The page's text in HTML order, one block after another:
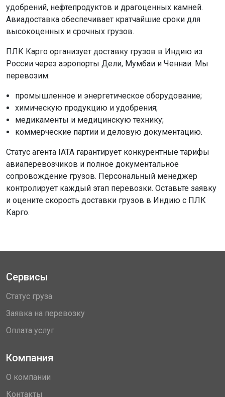
удобрений, нефтепродуктов и драгоценных камней.
Авиадоставка обеспечивает кратчайшие сроки для
высокоценных и срочных грузов.
ПЛК Карго организует доставку грузов в Индию из
России через аэропорты Дели, Мумбаи и Ченнаи. Мы
перевозим:
промышленное и энергетическое оборудование;
химическую продукцию и удобрения;
медикаменты и медицинскую технику;
коммерческие партии и деловую документацию.
Статус агента IATA гарантирует конкурентные тарифы
авиаперевозчиков и полное документальное
сопровождение грузов. Персональный менеджер
контролирует каждый этап перевозки. Оставьте заявку
и оцените скорость доставки грузов в Индию с ПЛК
Карго.
Сервисы
Статус груза
Заявка на перевозку
Оплата услуг
Компания
О компании
Контакты